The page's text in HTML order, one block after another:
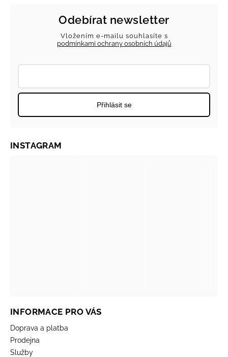
Odebírat newsletter
Vložením e-mailu souhlasíte s
podmínkami ochrany osobních údajů
Přihlásit se
INFORMACE PRO VÁS
Doprava a platba
Prodejna
Služby
INSTAGRAM